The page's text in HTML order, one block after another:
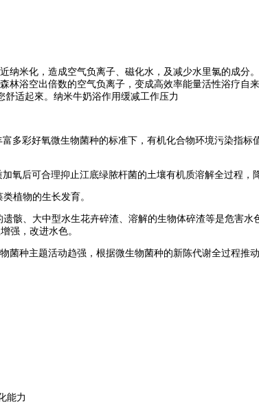
米化，造成空气负离子、磁化水，及减少水里氯的成分
浴空出倍数的空气负离子，变成高效率能量活性浴疗自
适起來。纳米牛奶浴作用缓减工作压力
彩好氧微生物菌种的标准下，有机化合物环境污染指标
后可合理抑止江底绿脓杆菌的土壤有机质溶解全过程，
植物的生长发育。
、大中型水生花卉碎渣、溶解的生物体碎渣等是危害水
强，改进水色。
种主题活动趋强，根据微生物菌种的新陈代谢全过程推
能力